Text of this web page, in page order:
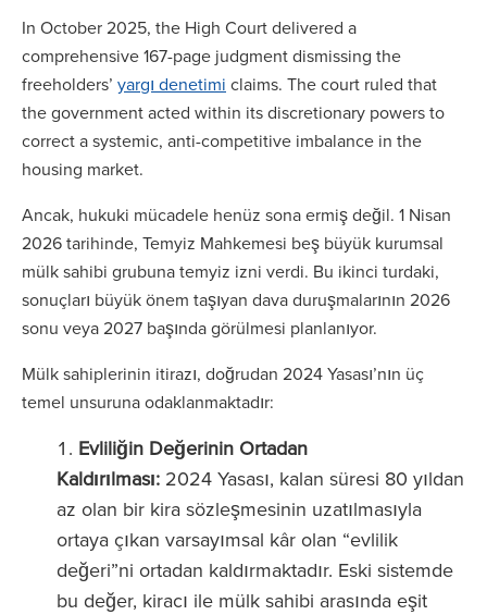
In October 2025, the High Court delivered a
comprehensive 167-page judgment dismissing the
freeholders’ yargı denetimi claims. The court ruled that
the government acted within its discretionary powers to
correct a systemic, anti-competitive imbalance in the
housing market.
Ancak, hukuki mücadele henüz sona ermiş değil. 1 Nisan
2026 tarihinde, Temyiz Mahkemesi beş büyük kurumsal
mülk sahibi grubuna temyiz izni verdi. Bu ikinci turdaki,
sonuçları büyük önem taşıyan dava duruşmalarının 2026
sonu veya 2027 başında görülmesi planlanıyor.
Mülk sahiplerinin itirazı, doğrudan 2024 Yasası’nın üç
temel unsuruna odaklanmaktadır:
Evliliğin Değerinin Ortadan
Kaldırılması: 2024 Yasası, kalan süresi 80 yıldan
az olan bir kira sözleşmesinin uzatılmasıyla
ortaya çıkan varsayımsal kâr olan “evlilik
değeri”ni ortadan kaldırmaktadır. Eski sistemde
bu değer, kiracı ile mülk sahibi arasında eşit